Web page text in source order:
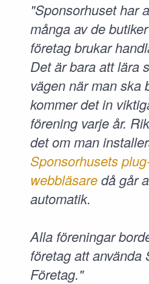
"Sponsorhuset har
många av de
företag brukar
Det är bara att lära
vägen när man ska
kommer det in
förening varje år.
det om man
Sponsorhusets
webbläsaredå går
automatik.
Alla föreningar
företag att använda
Företag."